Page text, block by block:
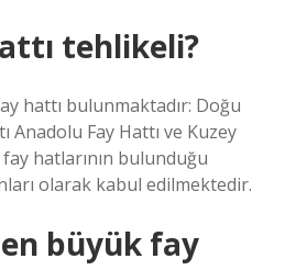
tehlikeli?
hattı bulunmaktadır: Doğu
Anadolu Fay Hattı ve Kuzey
hatlarının bulunduğu
olarak kabul edilmektedir.
büyük fay